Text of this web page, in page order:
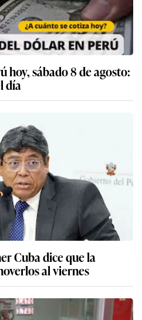
hoy, sábado 8 de agosto:
día
Cuba dice que la
al viernes